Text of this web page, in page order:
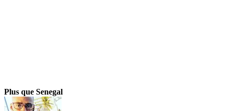
Plus que Senegal